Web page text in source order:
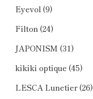
Eyevol (9)
Filton (24)
JAPONISM (31)
kikiki optique (45)
LESCA Lunetier(26)